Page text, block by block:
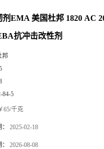
剂EMA 美国杜邦 1820 AC
抗冲击改性剂
邦
84-5
65/千克
2025-02-18
2026-08-08